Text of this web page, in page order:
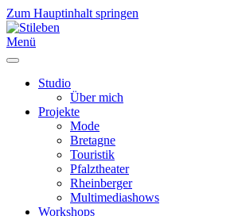
Zum Hauptinhalt springen
Menü
Studio
Über mich
Projekte
Mode
Bretagne
Touristik
Pfalztheater
Rheinberger
Multimediashows
Workshops